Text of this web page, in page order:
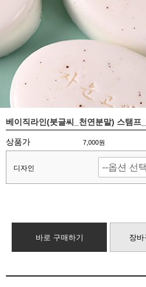
베이직라인(붓글씨_천연분말) 스탬프
상품가 7,000원
디자인
바로 구매하기 장바